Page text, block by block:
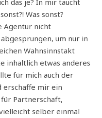
das je? In mir taucht
Was sonst?
Agentur nicht
um nur in
Wahnsinnstakt
inhaltlich etwas anderes
für mich auch der
erschaffe mir ein
für Partnerschaft,
selber einmal